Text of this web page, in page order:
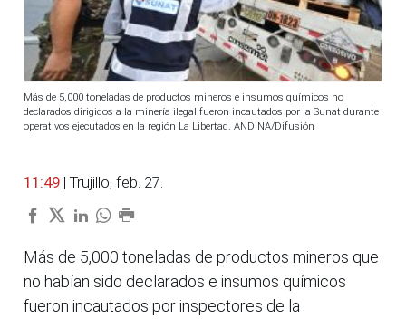
Más de 5,000 toneladas de productos mineros e insumos químicos no
declarados dirigidos a la minería ilegal fueron incautados por la Sunat durante
operativos ejecutados en la región La Libertad. ANDINA/Difusión
11:49 | Trujillo, feb. 27.
Más de 5,000 toneladas de productos mineros que
no habían sido declarados e insumos químicos
fueron incautados por inspectores de la